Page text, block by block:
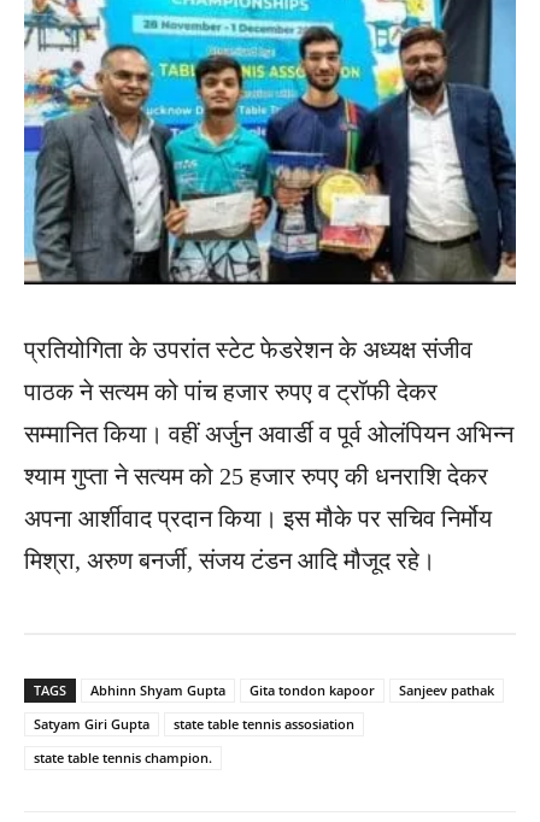
प्रतियोगिता के उपरांत स्टेट फेडरेशन के अध्यक्ष संजीव
पाठक ने सत्यम को पांच हजार रुपए व ट्रॉफी देकर
सम्मानित किया। वहीं अर्जुन अवार्डी व पूर्व ओलंपियन अभिन्न
श्याम गुप्ता ने सत्यम को 25 हजार रुपए की धनराशि देकर
अपना आर्शीवाद प्रदान किया। इस मौके पर सचिव निर्मोय
मिश्रा, अरुण बनर्जी, संजय टंडन आदि मौजूद रहे।
TAGS Abhinn Shyam Gupta Gita tondon kapoor
Sanjeev pathak
Satyam Giri Gupta
state table tennis assosiation
state table tennis champion.